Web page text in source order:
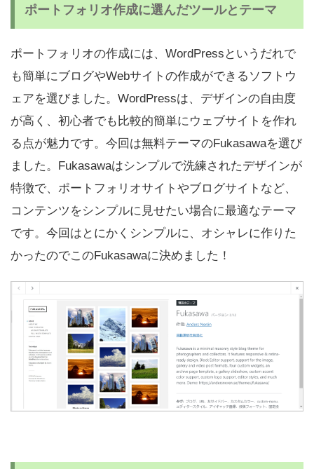
ポートフォリオ作成に選んだツールとテーマ
ポートフォリオの作成には、WordPressというだれで
も簡単にブログやWebサイトの作成ができるソフトウ
ェアを選びました。WordPressは、デザインの自由度
が高く、初心者でも比較的簡単にウェブサイトを作れ
る点が魅力です。今回は無料テーマのFukasawaを選び
ました。Fukasawaはシンプルで洗練されたデザインが
特徴で、ポートフォリオサイトやブログサイトなど、
コンテンツをシンプルに見せたい場合に最適なテーマ
です。今回はとにかくシンプルに、オシャレに作りた
かったのでこのFukasawaに決めました！